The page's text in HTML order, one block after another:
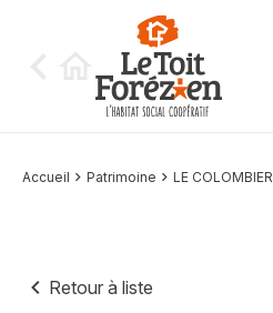
Accueil Patrimoine LE COLOMBIER
Retour à liste